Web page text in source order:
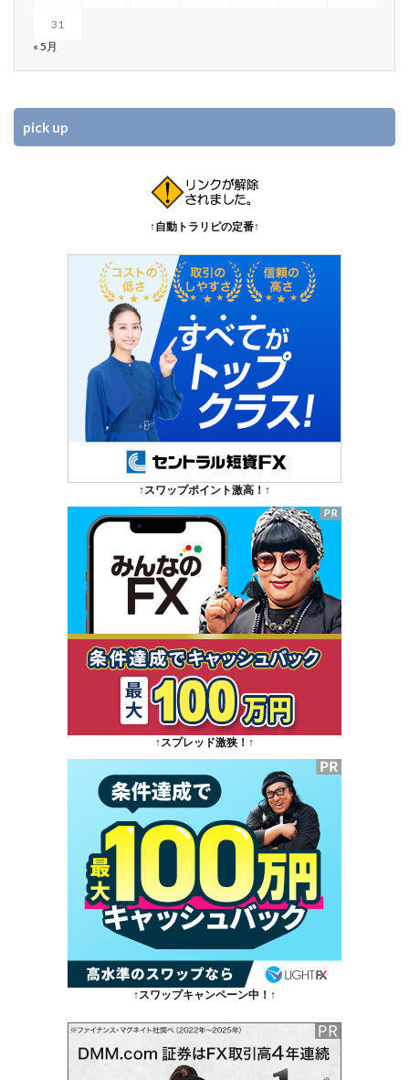
31
« 5月
pick up
↑自動トラリピの定番↑
↑スワップポイント激高！↑
↑スプレッド激狭！↑
↑スワップキャンペーン中！↑